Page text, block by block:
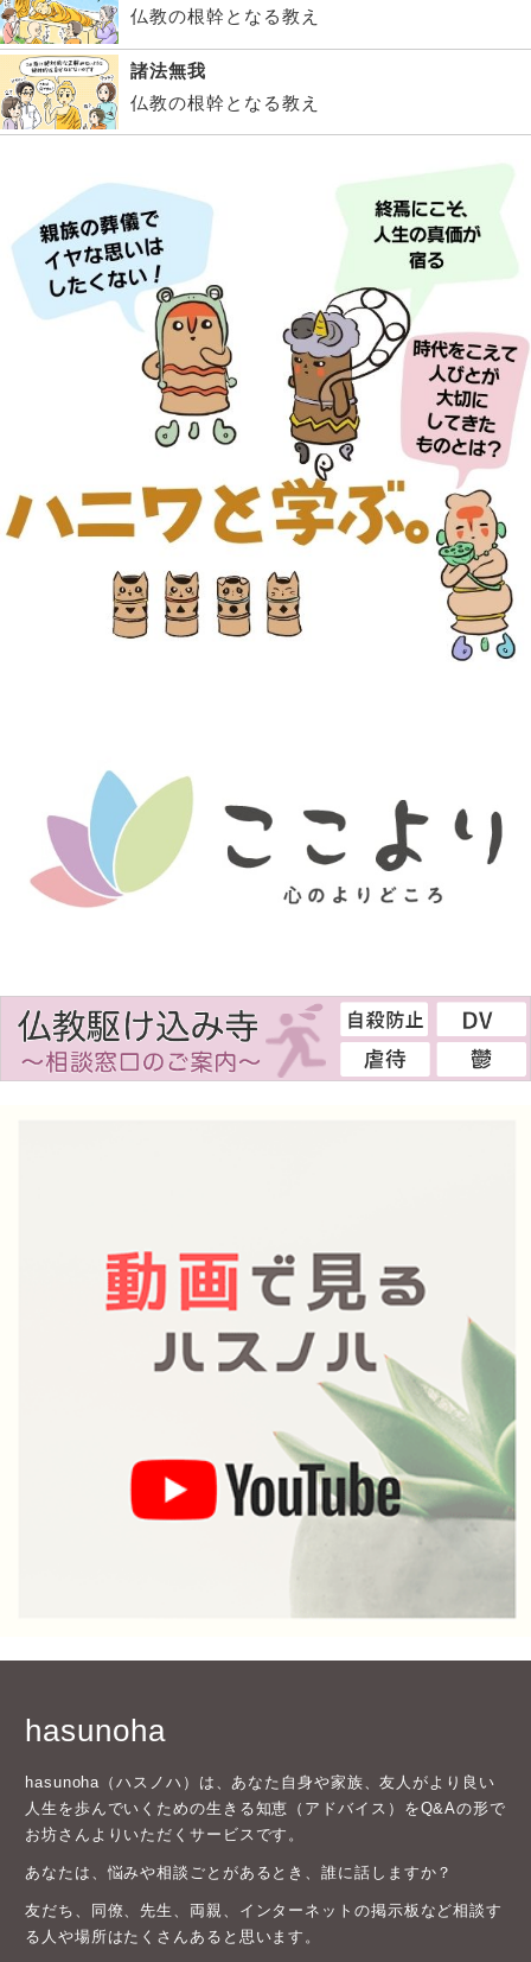
仏教の根幹となる教え
諸法無我
仏教の根幹となる教え
hasunoha
hasunoha（ハスノハ）は、あなた自身や家族、友人がより良い
人生を歩んでいくための生きる知恵（アドバイス）をQ&Aの形で
お坊さんよりいただくサービスです。
あなたは、悩みや相談ごとがあるとき、誰に話しますか？
友だち、同僚、先生、両親、インターネットの掲示板など相談す
る人や場所はたくさんあると思います。